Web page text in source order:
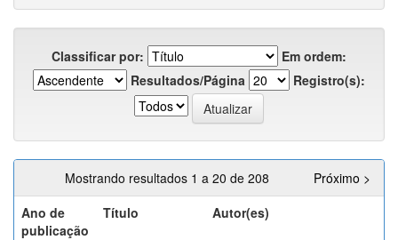
Classificar por:
Em ordem:
Resultados/Página
Registro(s):
Mostrando resultados 1 a 20 de 208
Próximo >
Ano de
publicação
Título Autor(es)